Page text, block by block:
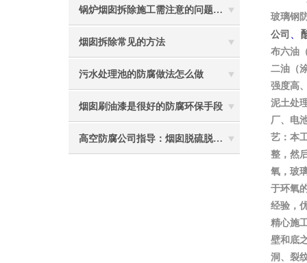
锅炉烟囱拆除施工需注意的问题有哪些？
烟囱拆除常见的方法
污水处理池的防腐做法怎么做
烟囱刷油漆是很好的防腐环保手段
高空防腐公司指导：烟囱脱硫脱硝防腐施工要注意些什么？
玻璃钢
公司
布六油
二油（
强度高
泥土处
厂、电
艺：本
整，然
氧，玻
于环氧
经验，
精心施
壁和底
洞、裂